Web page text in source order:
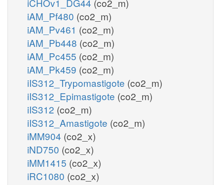
iAM_Pf480 (co2_m)
iAM_Pv461 (co2_m)
iAM_Pb448 (co2_m)
iAM_Pc455 (co2_m)
iAM_Pk459 (co2_m)
iIS312_Trypomastigote (co2_m)
iIS312_Epimastigote (co2_m)
iIS312 (co2_m)
iIS312_Amastigote (co2_m)
iMM904 (co2_x)
iND750 (co2_x)
iMM1415 (co2_x)
iRC1080 (co2_x)